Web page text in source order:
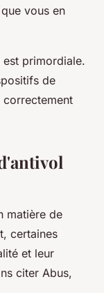
vous en
primordiale.
de
correctement
matière de
certaines
et leur
citer Abus,